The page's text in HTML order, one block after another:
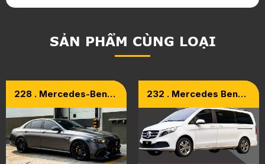
SẢN PHẨM CÙNG LOẠI
228 . Mercedes-Benz
232 . Mercedes Benz